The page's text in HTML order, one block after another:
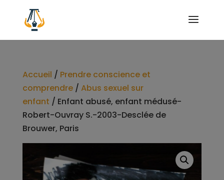
Accueil / Prendre conscience et
comprendre/ Abus sexuel sur
enfant / Enfant abusé, enfant médusé-
Robert-Ouvray S.-2003-Desclée de
Brouwer, Paris